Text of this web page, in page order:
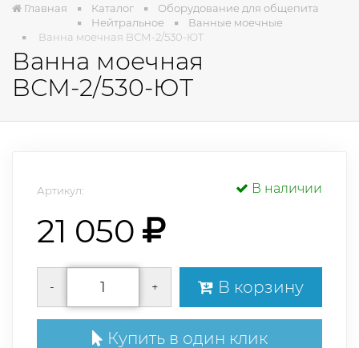
Главная Каталог
Оборудование для общепита
Нейтральное
Ванные моечные
Ванна моечная BСМ-2/530-ЮТ
Ванна моечная
BСМ-2/530-ЮТ
Артикул: В наличии
21 050
- + В корзину
Купить в один клик